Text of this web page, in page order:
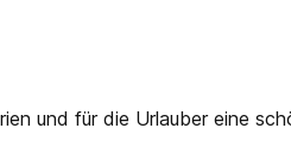
und für die Urlauber eine